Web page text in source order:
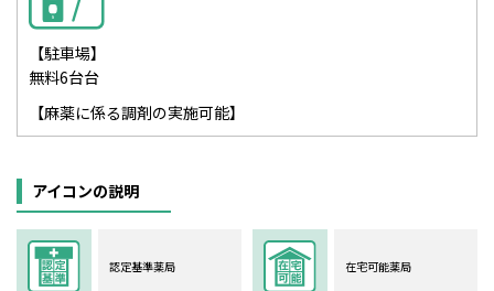
【駐車場】
無料6台台
【麻薬に係る調剤の実施可能】
アイコンの説明
認定基準薬局 在宅可能薬局